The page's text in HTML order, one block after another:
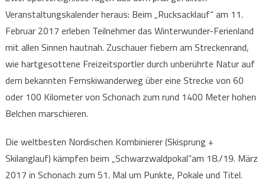
Veranstaltungskalender heraus: Beim „Rucksacklauf“ am 11.
Februar 2017 erleben Teilnehmer das Winterwunder-Ferienland
mit allen Sinnen hautnah. Zuschauer fiebern am Streckenrand,
wie hartgesottene Freizeitsportler durch unberührte Natur auf
dem bekannten Fernskiwanderweg über eine Strecke von 60
oder 100 Kilometer von Schonach zum rund 1400 Meter hohen
Belchen marschieren.
Die weltbesten Nordischen Kombinierer (Skisprung +
Skilanglauf) kämpfen beim „Schwarzwaldpokal“am 18./19. März
2017 in Schonach zum 51. Mal um Punkte, Pokale und Titel.